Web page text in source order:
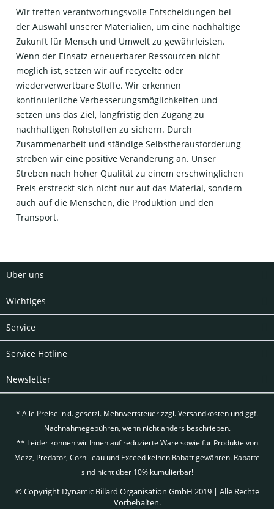
Wir treffen verantwortungsvolle Entscheidungen bei
der Auswahl unserer Materialien, um eine nachhaltige
Zukunft für Mensch und Umwelt zu gewährleisten.
Wenn der Einsatz erneuerbarer Ressourcen nicht
möglich ist, setzen wir auf recycelte oder
wiederverwertbare Stoffe. Wir erkennen
kontinuierliche Verbesserungsmöglichkeiten und
setzen uns das Ziel, langfristig den Zugang zu
nachhaltigen Rohstoffen zu sichern. Durch
Zusammenarbeit und ständige Selbstherausforderung
streben wir eine positive Veränderung an. Unser
Streben nach hoher Qualität zu einem erschwinglichen
Preis erstreckt sich nicht nur auf das Material, sondern
auch auf die Menschen, die Produktion und den
Transport.
Über uns
Wichtiges
Service
Service Hotline
Newsletter
* Alle Preise inkl. gesetzl. Mehrwertsteuer zzgl.Versandkosten und ggf.
Nachnahmegebühren, wenn nicht anders beschrieben.
** Leider können wir Ihnen auf reduzierte Ware sowie für Produkte von
Mezz, Predator, Cornilleau und Exceed keinen Rabatt gewähren. Rabatte
sind nicht über 10% kumulierbar!
© Copyright Dynamic Billard Organisation GmbH 2019 | Alle Rechte
Vorbehalten.